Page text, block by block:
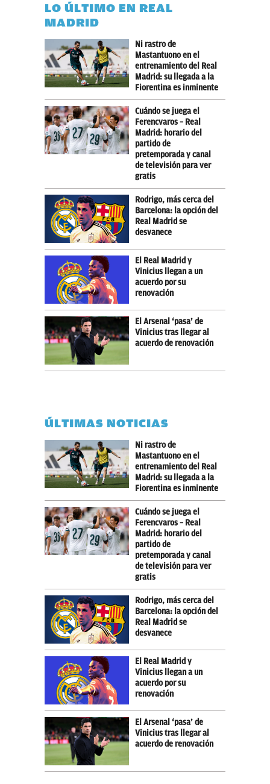
LO ÚLTIMO EN REAL
MADRID
Ni rastro de
Mastantuono en el
entrenamiento del Real
Madrid: su llegada a la
Fiorentina es inminente
Cuándo se juega el
Ferencvaros – Real
Madrid: horario del
partido de
pretemporada y canal
de televisión para ver
gratis
Rodrigo, más cerca del
Barcelona: la opción del
Real Madrid se
desvanece
El Real Madrid y
Vinicius llegan a un
acuerdo por su
renovación
El Arsenal ‘pasa’ de
Vinicius tras llegar al
acuerdo de renovación
ÚLTIMAS NOTICIAS
Ni rastro de
Mastantuono en el
entrenamiento del Real
Madrid: su llegada a la
Fiorentina es inminente
Cuándo se juega el
Ferencvaros – Real
Madrid: horario del
partido de
pretemporada y canal
de televisión para ver
gratis
Rodrigo, más cerca del
Barcelona: la opción del
Real Madrid se
desvanece
El Real Madrid y
Vinicius llegan a un
acuerdo por su
renovación
El Arsenal ‘pasa’ de
Vinicius tras llegar al
acuerdo de renovación